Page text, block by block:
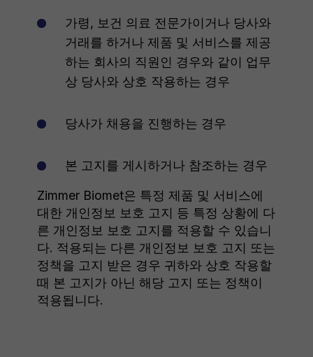
가령, 보건 의료 전문가이거나 당사와
거래를 하거나 제품 및 서비스를 제공
하는 회사의 직원인 경우와 같이 업무
상 당사와 상호 작용하는 경우
당사가 채용을 진행하는 경우
본 고지를 게시하거나 참조하는 경우
Zimmer Biomet은 특정 제품 및 서비스에
대한 개인정보 보호 고지 등 특정 상황에 다
른 개인정보 보호 고지를 적용할 수 있습니
다. 적용되는 다른 개인정보 보호 고지 또는
정책을 고지 받은 경우 귀하와 상호 작용할
때 본 고지가 아닌 해당 고지 또는 정책이
적용됩니다.